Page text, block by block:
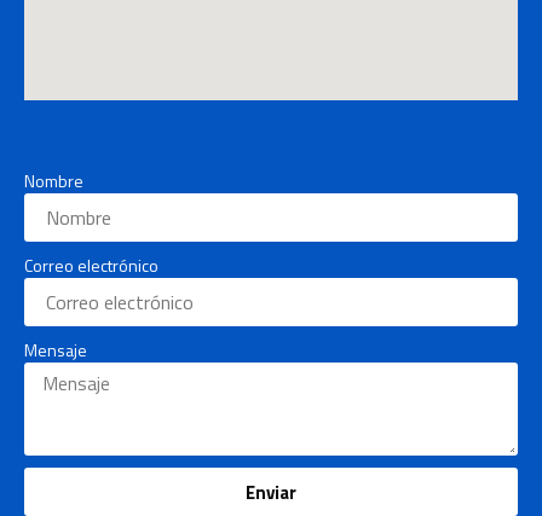
Nombre
Correo electrónico
Mensaje
Enviar